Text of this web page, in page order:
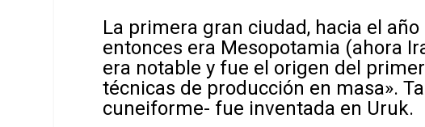
La primera gran ciudad, hacia el año
entonces era Mesopotamia (ahora
era notable y fue el origen del
técnicas de producción en masa».
cuneiforme- fue inventada en Uruk.